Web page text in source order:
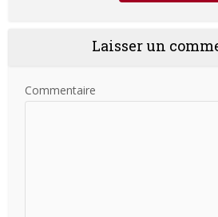
Laisser un
Commentaire